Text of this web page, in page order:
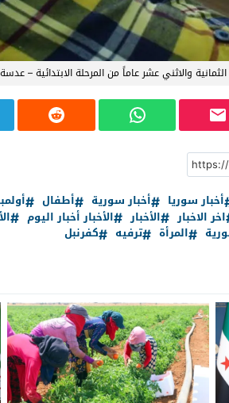
والاثني عشر عاماً من المرحلة الابتدائية –
أخبار سوريا أخبار سورية أطفال
اخر الاخبار الأخبار الأخبار أخبار اليوم
المرأة ترفيه كفرنبل